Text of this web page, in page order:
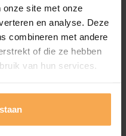
onze site met onze
en analyse. Deze
combineren met andere
of die ze hebben
van hun services.
afwerking.
– Na de schilderbeurt
van een